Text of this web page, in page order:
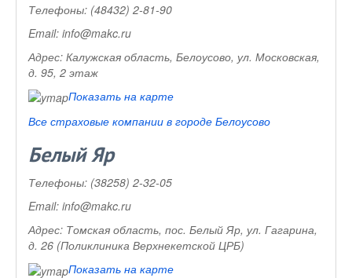
Телефоны: (48432) 2-81-90
Email: info@makc.ru
Адрес: Калужская область, Белоусово, ул. Московская,
д. 95, 2 этаж
Показать на карте
Все страховые компании в городе Белоусово
Белый Яр
Телефоны: (38258) 2-32-05
Email: info@makc.ru
Адрес: Томская область, пос. Белый Яр, ул. Гагарина,
д. 26 (Поликлиника Верхнекетской ЦРБ)
Показать на карте